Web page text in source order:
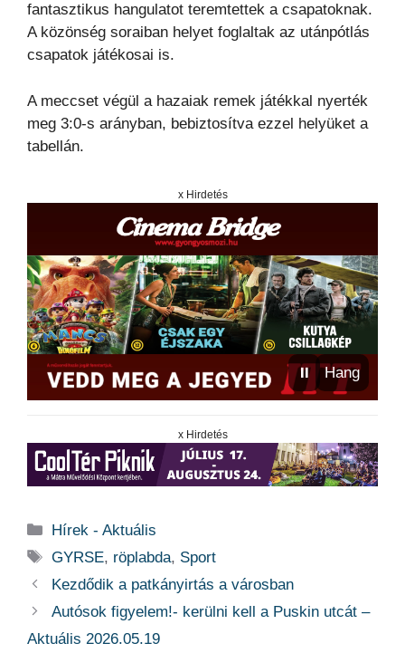
fantasztikus hangulatot teremtettek a csapatoknak.
A közönség soraiban helyet foglaltak az utánpótlás
csapatok játékosai is.
A meccset végül a hazaiak remek játékkal nyerték
meg 3:0-s arányban, bebiztosítva ezzel helyüket a
tabellán.
x Hirdetés
⏸ Hang
x Hirdetés
Kategória
Hírek - Aktuális
Címkék
GYRSE, röplabda, Sport
Kezdődik a patkányirtás a városban
Autósok figyelem!- kerülni kell a Puskin utcát –
Aktuális 2026.05.19